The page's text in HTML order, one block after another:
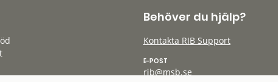
Behöver du hjälp?
Kontakta RIB Support
E-POST
rib@msb.se